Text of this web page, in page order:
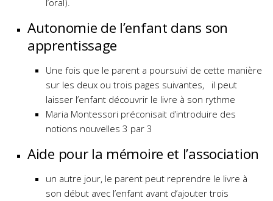
l’oral).
Autonomie de l’enfant dans son
apprentissage
Une fois que le parent a poursuivi de cette manière
sur les deux ou trois pages suivantes, il peut
laisser l’enfant découvrir le livre à son rythme
Maria Montessori préconisait d’introduire des
notions nouvelles 3 par 3
Aide pour la mémoire et l’association
un autre jour, le parent peut reprendre le livre à
son début avec l’enfant avant d’ajouter trois